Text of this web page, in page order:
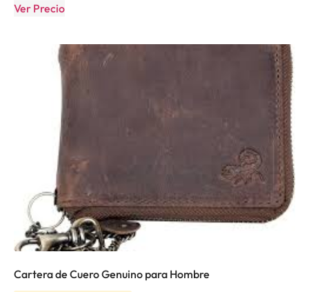
Ver Precio
Cartera de Cuero Genuino para Hombre